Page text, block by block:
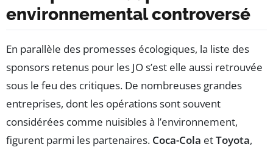
environnemental controversé
En parallèle des promesses écologiques, la liste des
sponsors retenus pour les JO s’est elle aussi retrouvée
sous le feu des critiques. De nombreuses grandes
entreprises, dont les opérations sont souvent
considérées comme nuisibles à l’environnement,
figurent parmi les partenaires. Coca-Cola etToyota,